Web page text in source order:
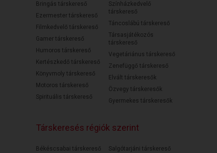
Bringás társkereső
Ezermester társkereső
Filmkedvelő társkereső
Gamer társkereső
Humoros társkereső
Kertészkedő társkereső
Könyvmoly társkereső
Motoros társkereső
Spirituális társkereső
Színházkedvelő
társkereső
Táncoslábú társkereső
Társasjátékozós
társkereső
Vegetáriánus társkereső
Zenefüggő társkereső
Elvált társkeresők
Özvegy társkeresők
Gyermekes társkeresők
Társkeresés régiók szerint
Békéscsabai társkereső
Salgótarjáni társkereső